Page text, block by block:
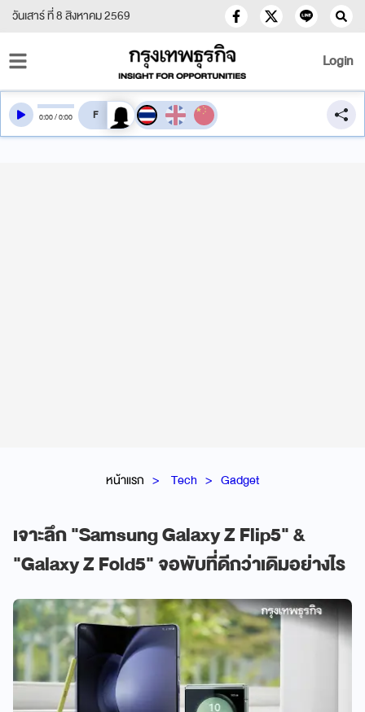
วันเสาร์ ที่ 8 สิงหาคม 2569
Login
หน้าแรก Tech Gadget
เจาะลึก "Samsung Galaxy Z Flip5" &
"Galaxy Z Fold5" จอพับที่ดีกว่าเดิมอย่างไร
0:00/0:00 สลับเสียงอ่าน